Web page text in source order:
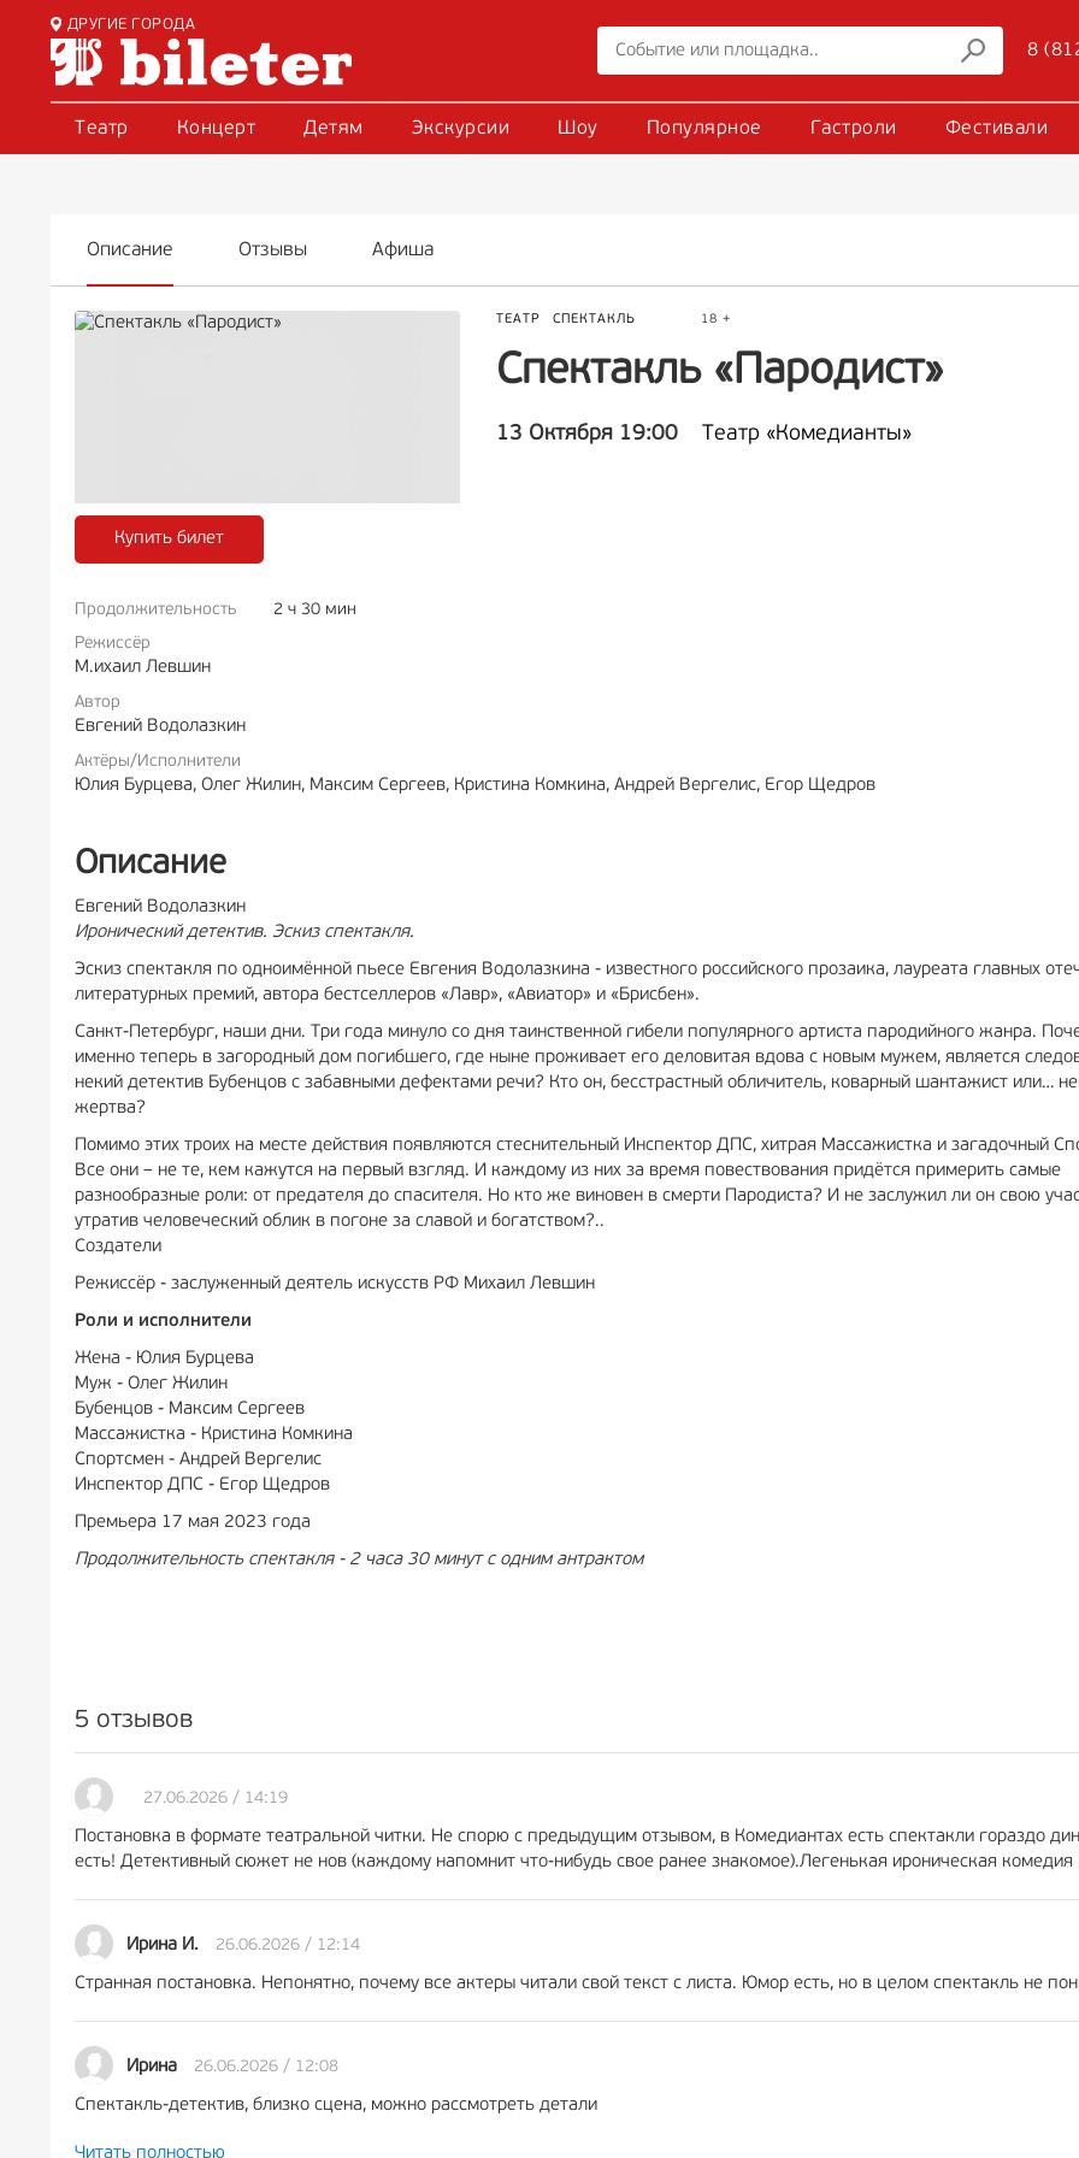
ДРУГИЕ ГОРОДА
8
Театр Концерт Детям Экскурсии Шоу Популярное Гастроли Фестивали
Описание Отзывы Афиша
ТЕАТР СПЕКТАКЛЬ 18 +
Спектакль «Пародист»
13 Октября 19:00 Театр «Комедианты»
Купить билет
Продолжительность
2 ч 30 мин
Режиссёр
М.ихаил Левшин
Автор
Евгений Водолазкин
Актёры/Исполнители
Юлия Бурцева, Олег Жилин, Максим Сергеев, Кристина Комкина, Андрей Вергелис, Егор Щедров
Описание
Евгений Водолазкин
Иронический детектив. Эскиз спектакля.
Эскиз спектакля по одноимённой пьесе Евгения Водолазкина - известного российского прозаика, лауреата главных
литературных премий, автора бестселлеров «Лавр», «Авиатор» и «Брисбен».
Санкт-Петербург, наши дни. Три года минуло со дня таинственной гибели популярного артиста пародийного жанра.
именно теперь в загородный дом погибшего, где ныне проживает его деловитая вдова с новым мужем, является
некий детектив Бубенцов с забавными дефектами речи? Кто он, бесстрастный обличитель, коварный шантажист или…
жертва?
Помимо этих троих на месте действия появляются стеснительный Инспектор ДПС, хитрая Массажистка и загадочный
Все они – не те, кем кажутся на первый взгляд. И каждому из них за время повествования придётся примерить самые
разнообразные роли: от предателя до спасителя. Но кто же виновен в смерти Пародиста? И не заслужил ли он свою
утратив человеческий облик в погоне за славой и богатством?..
Создатели
Режиссёр - заслуженный деятель искусств РФ Михаил Левшин
Роли и исполнители
Жена - Юлия Бурцева
Муж - Олег Жилин
Бубенцов - Максим Сергеев
Массажистка - Кристина Комкина
Спортсмен - Андрей Вергелис
Инспектор ДПС - Егор Щедров
Премьера 17 мая 2023 года
Продолжительность спектакля - 2 часа 30 минут с одним антрактом
5 отзывов
27.06.2026 / 14:19
Постановка в формате театральной читки. Не спорю с предыдущим отзывом, в Комедиантах есть спектакли гораздо
есть! Детективный сюжет не нов (каждому напомнит что-нибудь свое ранее знакомое).Легенькая ироническая комедия
Ирина И. 26.06.2026 / 12:14
Странная постановка. Непонятно, почему все актеры читали свой текст с листа. Юмор есть, но в целом спектакль не
Ирина 26.06.2026 / 12:08
Спектакль-детектив, близко сцена, можно рассмотреть детали
Читать полностью